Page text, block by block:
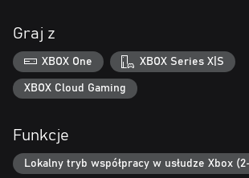
Ponadto jest tysiące NOWYCH funkcji wyłącznie
korzystających z mediów strumieniowych!
pełna doskonałej zabawy!
UWAGA: Zestaw gier Jackbox Party Pack 3
wyłącznie w angielskiej wersji językowej.
można w nią grać z innymi uczestnikami zdalnie
media strumieniowe.
Graj z
XBOX One XBOX Series X|S
XBOX Cloud Gaming
Funkcje
Lokalny tryb współpracy w usłudze Xbox